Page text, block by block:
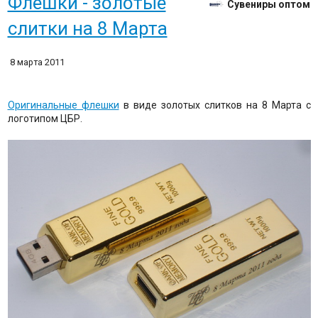
слитки на 8 Марта
Сувениры оптом
8 марта 2011
Оригинальные флешки в виде золотых слитков на 8 Марта с
логотипом ЦБР.